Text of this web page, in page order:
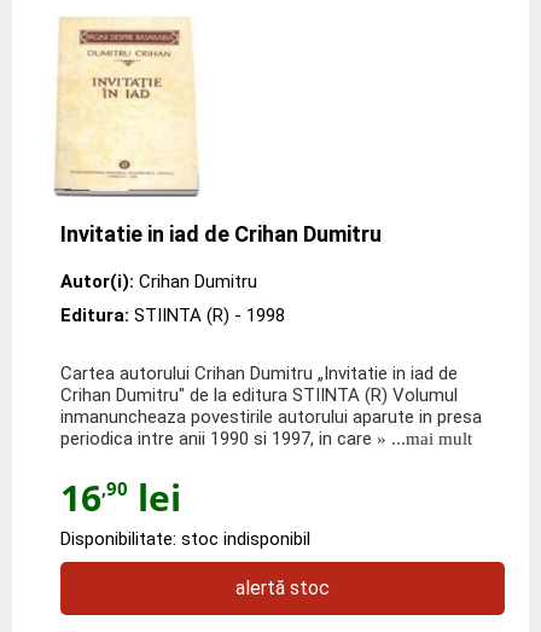
Invitatie in iad de Crihan Dumitru
Autor(i): Crihan Dumitru
Editura: STIINTA (R) - 1998
Cartea autorului Crihan Dumitru „Invitatie in iad de
Crihan Dumitru" de la editura STIINTA (R) Volumul
inmanuncheaza povestirile autorului aparute in presa
periodica intre anii 1990 si 1997, in care » ...mai mult
16,90 lei
Disponibilitate: stoc indisponibil
alertă stoc